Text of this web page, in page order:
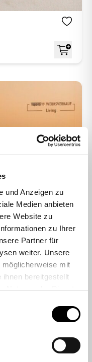
und Anzeigen zu
Medien anbieten
Website zu
zu Ihrer
Partner für
weiter. Unsere
mit
bereitgestellt
Nutzung der Dienste